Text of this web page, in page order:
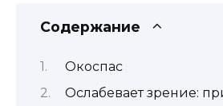
Содержание
Окоспас
Ослабевает зрение: